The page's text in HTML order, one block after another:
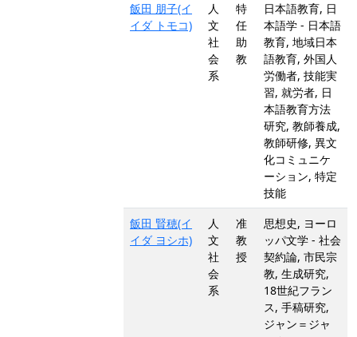
飯田 朋子(イ
イダ トモコ)
人
文
社
会
系
特
任
助
教
日本語教育, 日
本語学 - 日本語
教育, 地域日本
語教育, 外国人
労働者, 技能実
習, 就労者, 日
本語教育方法
研究, 教師養成,
教師研修, 異文
化コミュニケ
ーション, 特定
技能
飯田 賢穂(イ
イダ ヨシホ)
人
文
社
会
系
准
教
授
思想史, ヨーロ
ッパ文学 - 社会
契約論, 市民宗
教, 生成研究,
18世紀フラン
ス, 手稿研究,
ジャン＝ジャ